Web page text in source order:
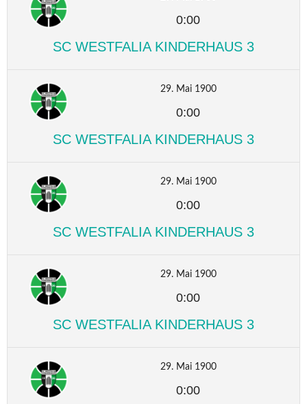
0:00
SC WESTFALIA KINDERHAUS 3
29. Mai 1900
0:00
SC WESTFALIA KINDERHAUS 3
29. Mai 1900
0:00
SC WESTFALIA KINDERHAUS 3
29. Mai 1900
0:00
SC WESTFALIA KINDERHAUS 3
29. Mai 1900
0:00